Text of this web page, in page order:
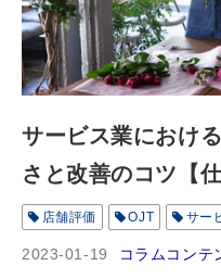
サービス業におけ
さと改善のコツ【
店舗評価 OJT サー
2023-01-19 コラムコンテ